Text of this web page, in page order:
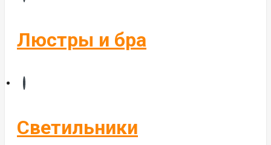
Управление светом
Люстры и бра
Светильники